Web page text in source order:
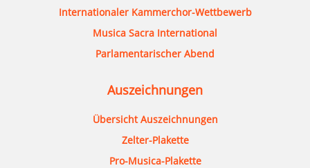
Internationaler Kammerchor-Wettbewerb
Musica Sacra International
Parlamentarischer Abend
Auszeichnungen
Übersicht Auszeichnungen
Zelter-Plakette
Pro-Musica-Plakette